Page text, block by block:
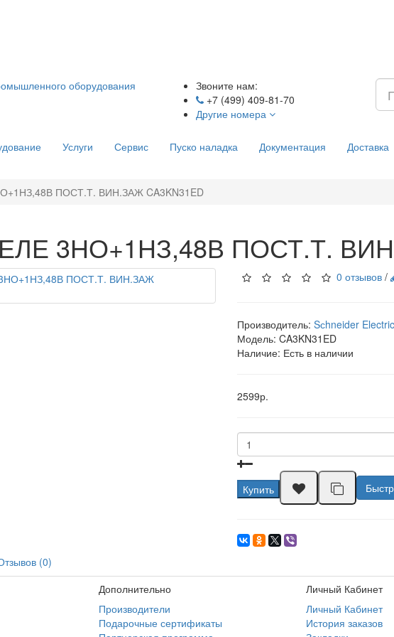
Звоните нам:
+7 (499) 409-81-70
Другие номера
Услуги Сервис Пуско наладка Документация Доставка
ПОСТ.Т. ВИН.ЗАЖ CA3KN31ED
3НО+1НЗ,48В ПОСТ.Т.
0 отзывов/
Производитель: Sсhneider Electric
Модель: CA3KN31ED
Наличие: Есть в наличии
2599р.
Купить
(0)
Дополнительно
Производители
Подарочные сертификаты
Личный Кабинет
Личный Кабинет
История заказов